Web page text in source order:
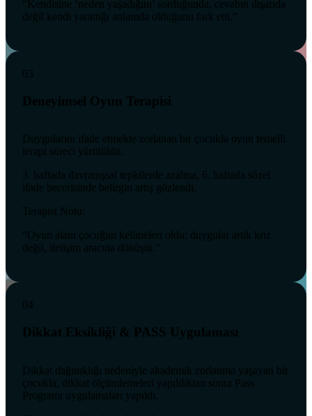
“Kendisine ‘neden yaşadığını’ sorduğunda, cevabın dışarıda
değil kendi yarattığı anlamda olduğunu fark etti.”
03
Deneyimsel Oyun Terapisi
Duygularını ifade etmekte zorlanan bir çocukla oyun temelli
terapi süreci yürütüldü.
3. haftada davranışsal tepkilerde azalma, 6. haftada sözel
ifade becerisinde belirgin artış gözlendi.
Terapist Notu:
“Oyun alanı çocuğun kelimeleri oldu; duygular artık kriz
değil, iletişim aracına dönüştü.”
04
Dikkat Eksikliği & PASS Uygulaması
Dikkat dağınıklığı nedeniyle akademik zorlanma yaşayan bir
çocukla, dikkat ölçümlemeleri yapıldıktan sonra Pass
Programı uygulamaları yapıldı.